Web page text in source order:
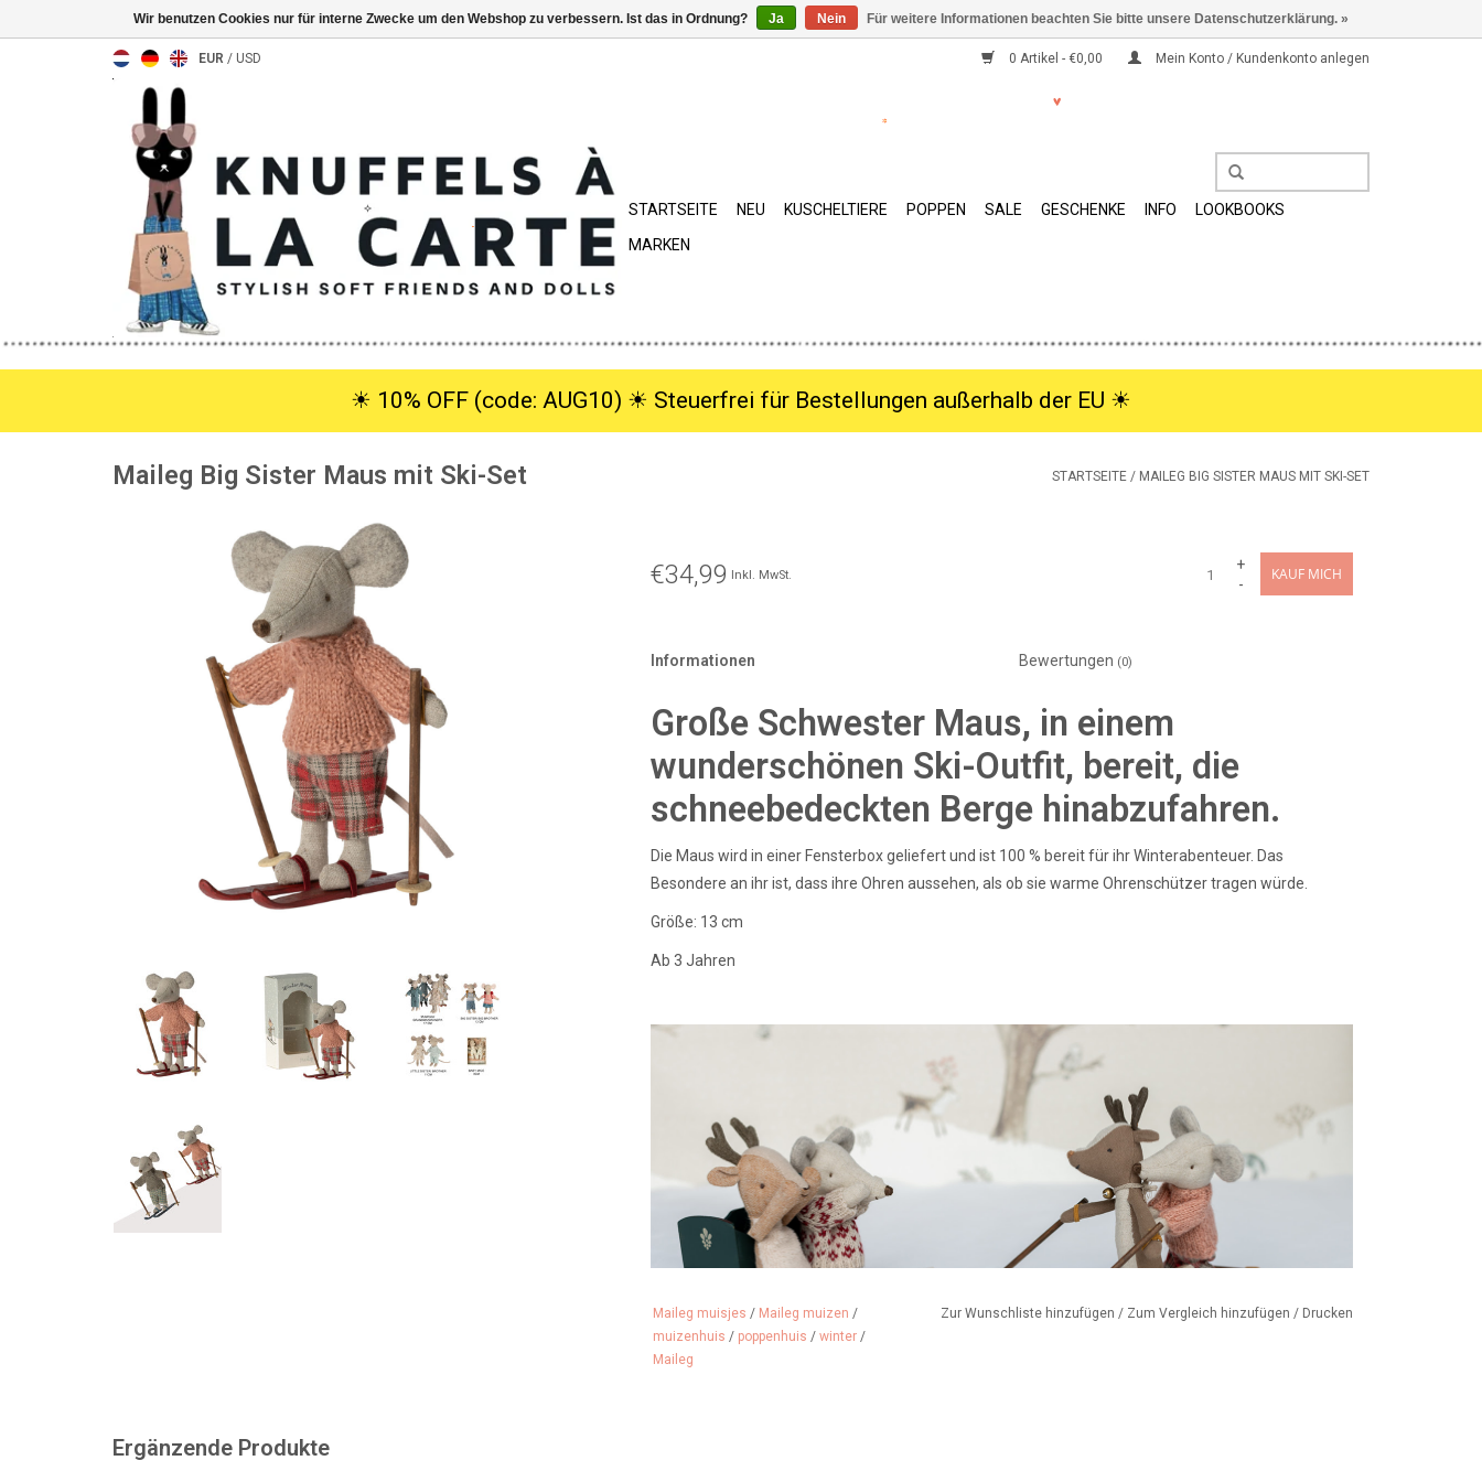
EUR / USD 0 Artikel - €0,00 Mein Konto / Kundenkonto anlegen
STARTSEITE NEU KUSCHELTIERE POPPEN SALE GESCHENKE INFO
LOOKBOOKS
MARKEN
☀︎ 10% OFF (code: AUG10) ☀︎ Steuerfrei für Bestellungen außerhalb der EU ☀︎
Maileg Big Sister Maus mit Ski-Set STARTSEITE / MAILEG BIG SISTER MAUS MIT SKI-SET
€34,99 Inkl. MwSt.
+
-
KAUF MICH
Informationen Bewertungen (0)
Große Schwester Maus, in einem
wunderschönen Ski-Outfit, bereit, die
schneebedeckten Berge hinabzufahren.
Die Maus wird in einer Fensterbox geliefert und ist 100 % bereit für ihr Winterabenteuer. Das
Besondere an ihr ist, dass ihre Ohren aussehen, als ob sie warme Ohrenschützer tragen würde.
Größe: 13 cm
Ab 3 Jahren
Maileg muisjes / Maileg muizen /
muizenhuis / poppenhuis / winter /
Maileg
Zur Wunschliste hinzufügen / Zum Vergleich hinzufügen / Drucken
Ergänzende Produkte
Wir benutzen Cookies nur für interne Zwecke um den Webshop zu verbessern. Ist das in Ordnung? Ja Nein Für weitere Informationen beachten Sie bitte unsere Datenschutzerklärung. »